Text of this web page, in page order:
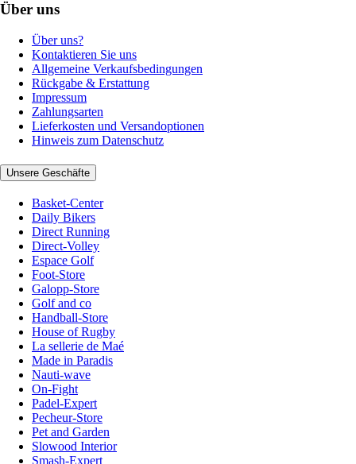
Über uns
Über uns?
Kontaktieren Sie uns
Allgemeine Verkaufsbedingungen
Rückgabe & Erstattung
Impressum
Zahlungsarten
Lieferkosten und Versandoptionen
Hinweis zum Datenschutz
Unsere Geschäfte
Basket-Center
Daily Bikers
Direct Running
Direct-Volley
Espace Golf
Foot-Store
Galopp-Store
Golf and co
Handball-Store
House of Rugby
La sellerie de Maé
Made in Paradis
Nauti-wave
On-Fight
Padel-Expert
Pecheur-Store
Pet and Garden
Slowood Interior
Smash-Expert